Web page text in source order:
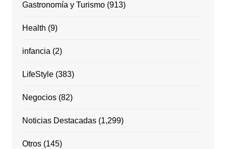
Gastronomía y Turismo(913)
Health (9)
infancia (2)
LifeStyle(383)
Negocios(82)
Noticias Destacadas(1,299)
Otros(145)